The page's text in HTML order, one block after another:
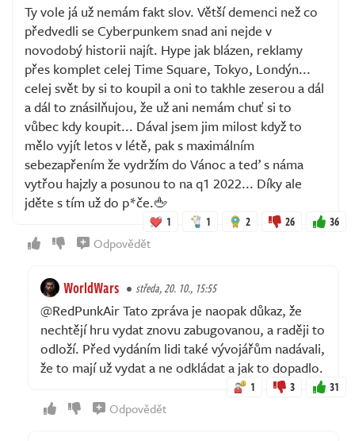
Ty vole já už nemám fakt slov. Větší demenci než co
předvedli se Cyberpunkem snad ani nejde v
novodobý historii najít. Hype jak blázen, reklamy
přes komplet celej Time Square, Tokyo, Londýn...
celej svět by si to koupil a oni to takhle zeserou a dál
a dál to znásilňujou, že už ani nemám chuť si to
vůbec kdy koupit... Dával jsem jim milost když to
mělo vyjít letos v létě, pak s maximálním
sebezapřením že vydržím do Vánoc a teď s náma
vytřou hajzly a posunou to na q1 2022... Díky ale
jděte s tím už do p*če.🖕
1 1 2 26 36
Odpovědět
WorldWars středa, 20. 10., 15:55
@RedPunkAir Tato zpráva je naopak důkaz, že
nechtějí hru vydat znovu zabugovanou, a raději to
odloží. Před vydáním lidi také vývojářům nadávali,
že to mají už vydat a ne odkládat a jak to dopadlo.
1 3 31
Odpovědět